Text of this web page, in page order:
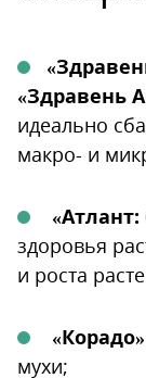
«Здравень
идеально
макро- и
здоровья
и роста
«Корадо»
мухи;